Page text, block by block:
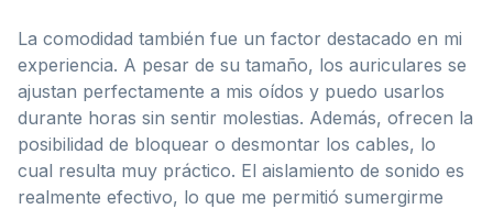
La comodidad también fue un factor destacado en mi
experiencia. A pesar de su tamaño, los auriculares se
ajustan perfectamente a mis oídos y puedo usarlos
durante horas sin sentir molestias. Además, ofrecen la
posibilidad de bloquear o desmontar los cables, lo
cual resulta muy práctico. El aislamiento de sonido es
realmente efectivo, lo que me permitió sumergirme